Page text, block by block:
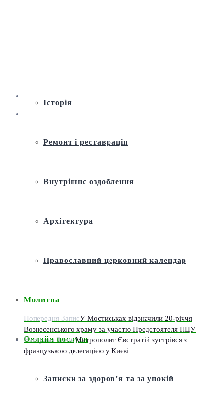
Історія
Ремонт і реставрація
Внутрішнє оздоблення
Архітектура
Православний церковний календар
Молитва
Онлайн послуги
Записки за здоров’я та за упокій
Попередня ЗаписУ Мостиськах відзначили 20-річчя
Вознесенського храму за участю Предстоятеля ПЦУ
Наступна ЗаписМитрополит Євстратій зустрівся з
французькою делегацією у Києві